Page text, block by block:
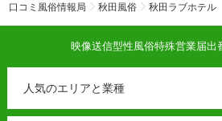
口コミ風俗情報局 秋田風俗 秋田ラブホテル
映像送信型性風俗特殊営業届出
人気のエリアと業種